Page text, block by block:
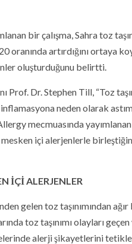
bir çalışma, Sahra toz
oranında artırdığını ortaya
oluşturduğunu belirtti.
Prof. Dr. Stephen Till, “Toz
neden olarak astım
mecmuasında
içi alerjenlerle
İÇİ ALERJENLER
gelen toz taşınımından
toz taşınımı olayları
alerji şikayetlerini